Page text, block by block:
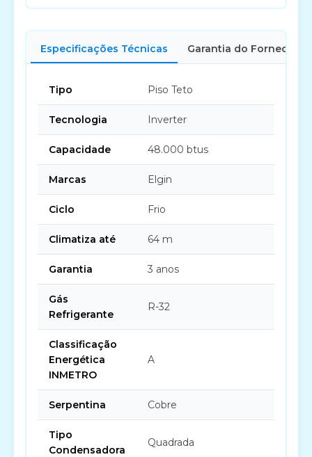
Especificações Técnicas Garantia do Fornecedor
Tipo Piso Teto
Tecnologia Inverter
Capacidade 48.000 btus
Marcas Elgin
Ciclo Frio
Climatiza até 64 m
Garantia 3 anos
Gás
Refrigerante
R-32
Classificação
Energética
INMETRO
A
Serpentina Cobre
Tipo
Condensadora
Quadrada